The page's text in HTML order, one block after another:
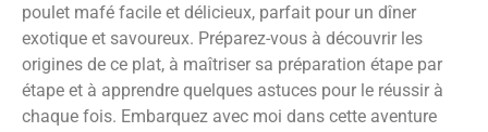
poulet mafé facile et délicieux, parfait pour un dîner
exotique et savoureux. Préparez-vous à découvrir les
origines de ce plat, à maîtriser sa préparation étape par
étape et à apprendre quelques astuces pour le réussir à
chaque fois. Embarquez avec moi dans cette aventure